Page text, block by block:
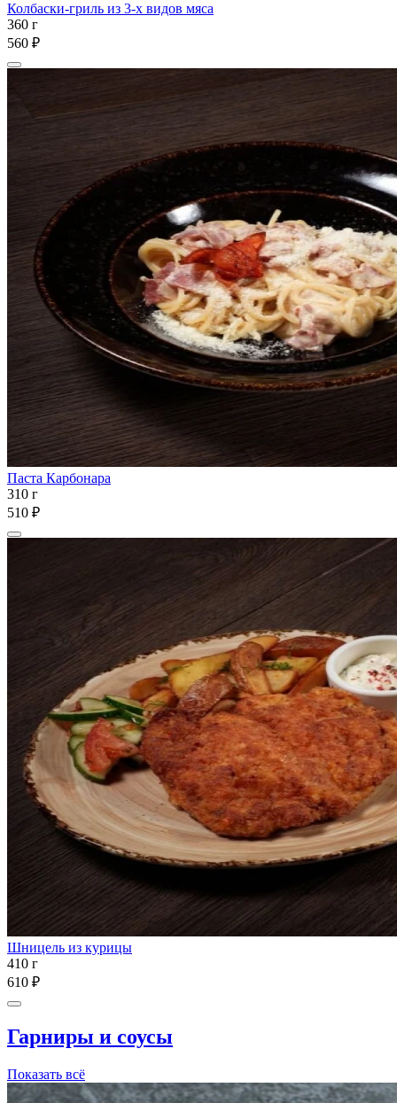
Колбаски-гриль из 3-х видов мяса
360 г
560 ₽
Паста Карбонара
310 г
510 ₽
Шницель из курицы
410 г
610 ₽
Гарниры и соусы
Показать всё